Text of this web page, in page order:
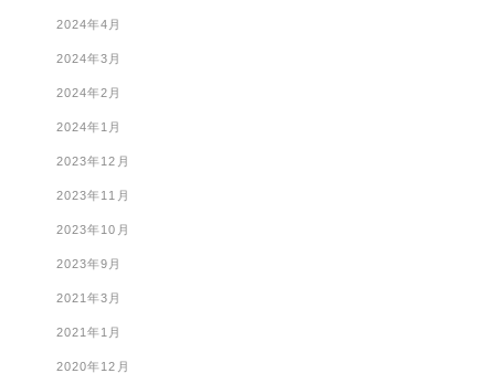
2024年4月
2024年3月
2024年2月
2024年1月
2023年12月
2023年11月
2023年10月
2023年9月
2021年3月
2021年1月
2020年12月